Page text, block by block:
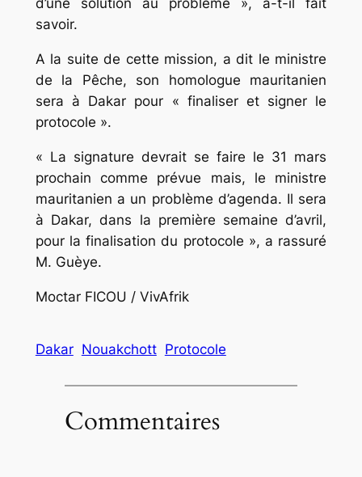
d’une solution au problème », a-t-il fait
savoir.
A la suite de cette mission, a dit le ministre
de la Pêche, son homologue mauritanien
sera à Dakar pour « finaliser et signer le
protocole ».
« La signature devrait se faire le 31 mars
prochain comme prévue mais, le ministre
mauritanien a un problème d’agenda. Il sera
à Dakar, dans la première semaine d’avril,
pour la finalisation du protocole », a rassuré
M. Guèye.
Moctar FICOU / VivAfrik
Dakar Nouakchott Protocole
Commentaires